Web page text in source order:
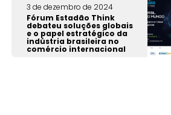
3 de dezembro de 2024
Fórum Estadão Think
debateu soluções globais
e o papel estratégico da
indústria brasileira no
comércio internacional